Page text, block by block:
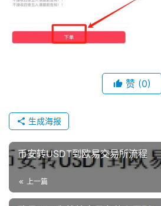
赞 (0)
生成海报
币安转USDT到欧易交易所流程
上一篇